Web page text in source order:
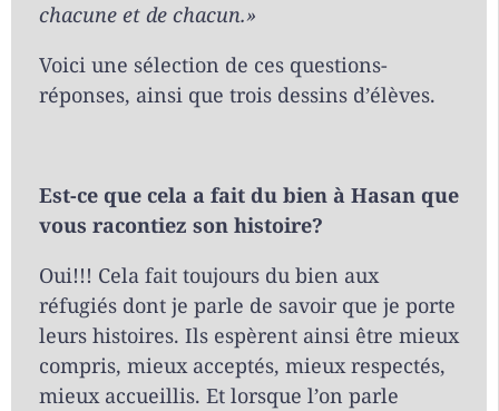
chacune et de chacun.»
Voici une sélection de ces questions-
réponses, ainsi que trois dessins d’élèves.
Est-ce que cela a fait du bien à Hasan que
vous racontiez son histoire?
Oui!!! Cela fait toujours du bien aux
réfugiés dont je parle de savoir que je porte
leurs histoires. Ils espèrent ainsi être mieux
compris, mieux acceptés, mieux respectés,
mieux accueillis. Et lorsque l’on parle